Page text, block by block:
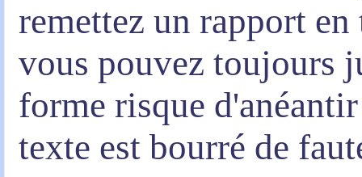
remettez un rapport
vous pouvez toujours
forme risque
texte est bourré de